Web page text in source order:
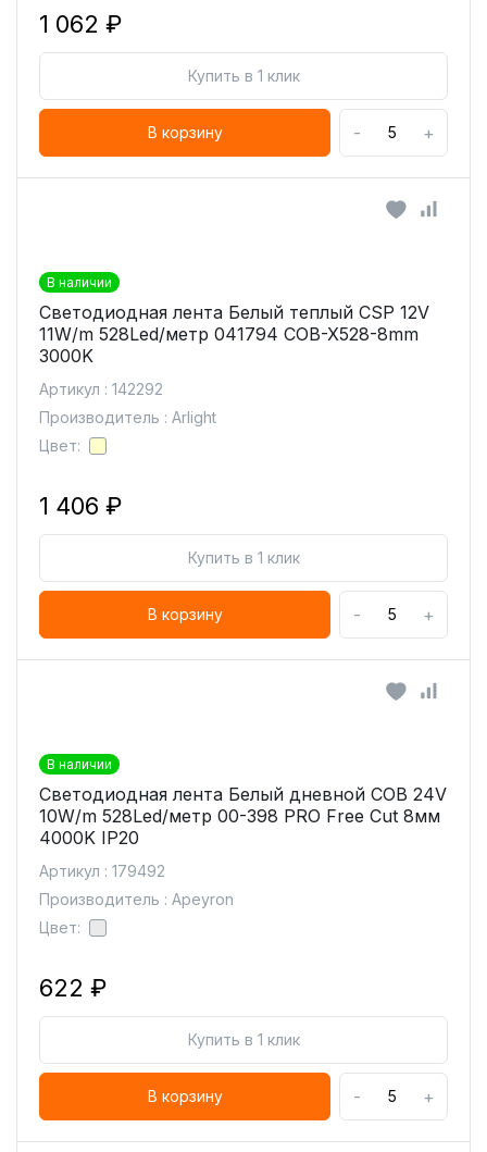
1 062 ₽
Купить в 1 клик
В корзину - +
В наличии
Светодиодная лента Белый теплый CSP 12V
11W/m 528Led/метр 041794 COB-X528-8mm
3000K
Артикул : 142292
Производитель : Arlight
Цвет:
1 406 ₽
Купить в 1 клик
В корзину - +
В наличии
Светодиодная лента Белый дневной COB 24V
10W/m 528Led/метр 00-398 PRO Free Cut 8мм
4000K IP20
Артикул : 179492
Производитель : Apeyron
Цвет:
622 ₽
Купить в 1 клик
В корзину - +